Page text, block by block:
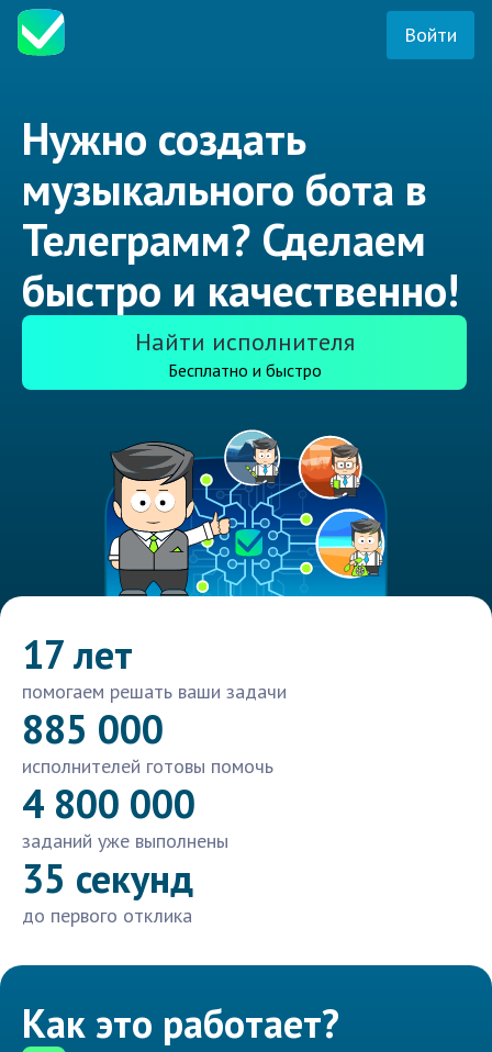
Войти
Нужно создать
музыкального бота в
Телеграмм? Сделаем
быстро и качественно!
Найти исполнителя
Бесплатно и быстро
17 лет
помогаем решать ваши задачи
885 000
исполнителей готовы помочь
4 800 000
заданий уже выполнены
35 секунд
до первого отклика
Как это работает?